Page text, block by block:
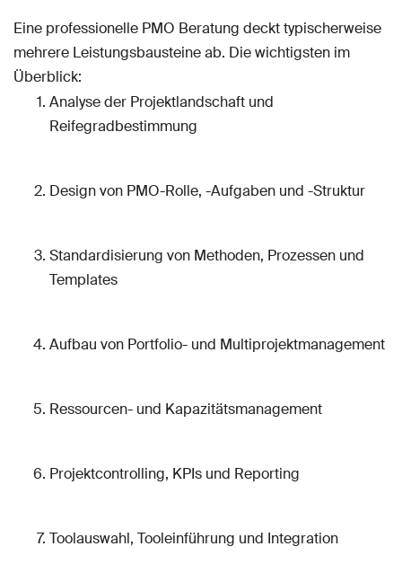
Eine professionelle PMO Beratung deckt typischerweise
mehrere Leistungsbausteine ab. Die wichtigsten im
Überblick:
Analyse der Projektlandschaft und
Reifegradbestimmung
Design von PMO-Rolle, -Aufgaben und -Struktur
Standardisierung von Methoden, Prozessen und
Templates
Aufbau von Portfolio- und Multiprojektmanagement
Ressourcen- und Kapazitätsmanagement
Projektcontrolling, KPIs und Reporting
Toolauswahl, Tooleinführung und Integration